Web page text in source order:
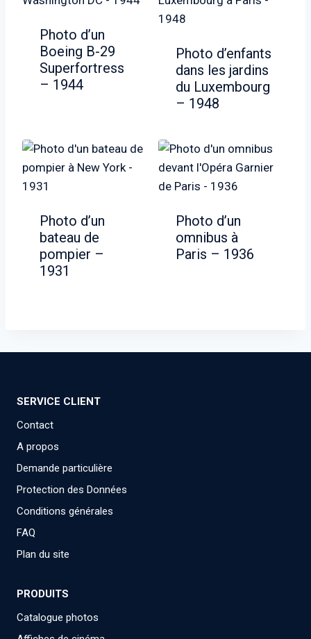
Photo d’un
Boeing B-29
Superfortress
– 1944
Photo d’enfants
dans les jardins
du Luxembourg
– 1948
Photo d’un
bateau de
pompier –
1931
Photo d’un
omnibus à
Paris – 1936
SERVICE CLIENT
Contact
A propos
Demande particulière
Protection des Données
Conditions générales
FAQ
Plan du site
PRODUITS
Catalogue photos